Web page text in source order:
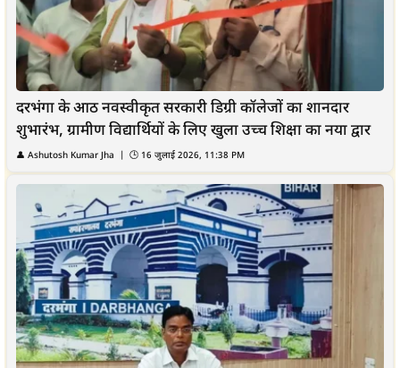
दरभंगा के आठ नवस्वीकृत सरकारी डिग्री कॉलेजों का शानदार
शुभारंभ, ग्रामीण विद्यार्थियों के लिए खुला उच्च शिक्षा का नया द्वार
👤 Ashutosh Kumar Jha | 🕒 16 जुलाई 2026, 11:38 PM